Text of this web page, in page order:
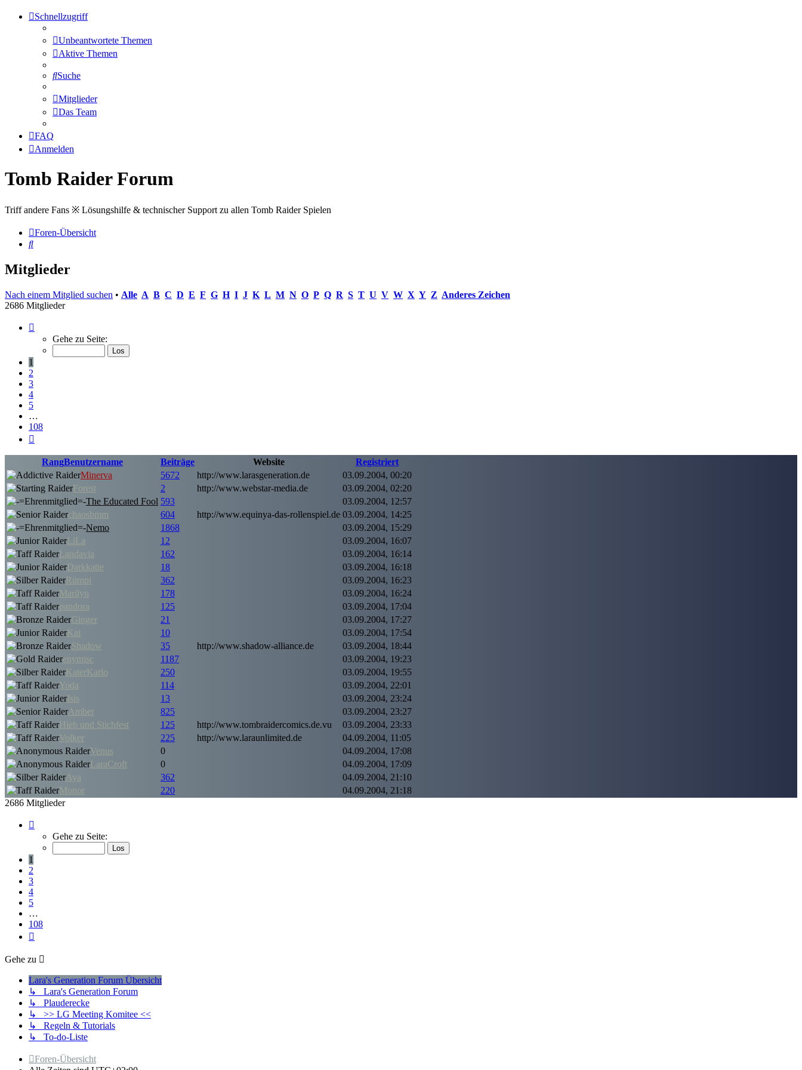
Schnellzugriff
Unbeantwortete Themen
Aktive Themen
Suche
Mitglieder
Das Team
FAQ
Anmelden
Tomb Raider Forum
Triff andere Fans ※ Lösungshilfe & technischer Support zu allen Tomb Raider Spielen
Foren-Übersicht
Suche
Mitglieder
Nach einem Mitglied suchen • Alle A B C D E F G H I J K L M N O P Q R S T U V W X Y Z Anderes Zeichen
2686 Mitglieder
von
Gehe zu Seite:
1
2
3
4
5
…
108
RangBenutzername Beiträge Website
Registriert
Minerva
5672 http://www.larasgeneration.de
03.09.2004, 00:20
Forest
2 http://www.webstar-media.de
03.09.2004, 02:20
The Educated Fool 593
03.09.2004, 12:57
chaosbmm
604 http://www.equinya-das-rollenspiel.de 03.09.2004, 14:25
Nemo
1868
03.09.2004, 15:29
LiLa
12
03.09.2004, 16:07
Landavia
162
03.09.2004, 16:14
Darkkatte
18
03.09.2004, 16:18
Rümpi
362
03.09.2004, 16:23
Marilyn
178
03.09.2004, 16:24
pandora
125
03.09.2004, 17:04
Ginger
21
03.09.2004, 17:27
Kai
10
03.09.2004, 17:54
Shadow
35 http://www.shadow-alliance.de
03.09.2004, 18:44
enymisc
1187
03.09.2004, 19:23
KaterKarlo
250
03.09.2004, 19:55
Yoda
114
03.09.2004, 22:01
Isis
13
03.09.2004, 23:24
Amber
825
03.09.2004, 23:27
Hieb und Stichfest
125 http://www.tombraidercomics.de.vu
03.09.2004, 23:33
Volker
225 http://www.laraunlimited.de
04.09.2004, 11:05
Venus
0
04.09.2004, 17:08
LaraCroft
0
04.09.2004, 17:09
Aya
362
04.09.2004, 21:10
Monor
220
04.09.2004, 21:18
2686 Mitglieder
von
Gehe zu Seite:
1
2
3
4
5
…
108
Gehe zu
Lara's Generation Forum Übersicht
↳ Lara's Generation Forum
↳ Plauderecke
↳ >> LG Meeting Komitee <<
↳ Regeln & Tutorials
↳ To-do-Liste
Foren-Übersicht